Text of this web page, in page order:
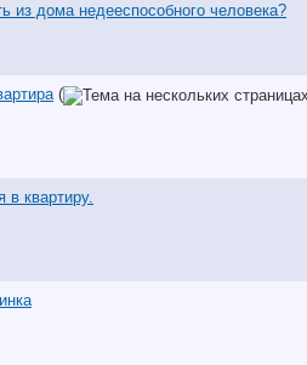
из дома недееспособного человека?
(
в квартиру.